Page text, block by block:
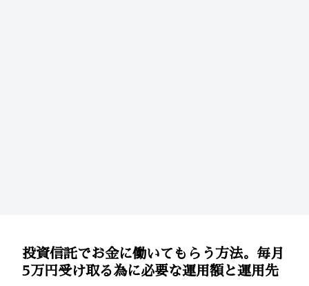
投資信託でお金に働いてもらう方法。毎月
5万円受け取る為に必要な運用額と運用先